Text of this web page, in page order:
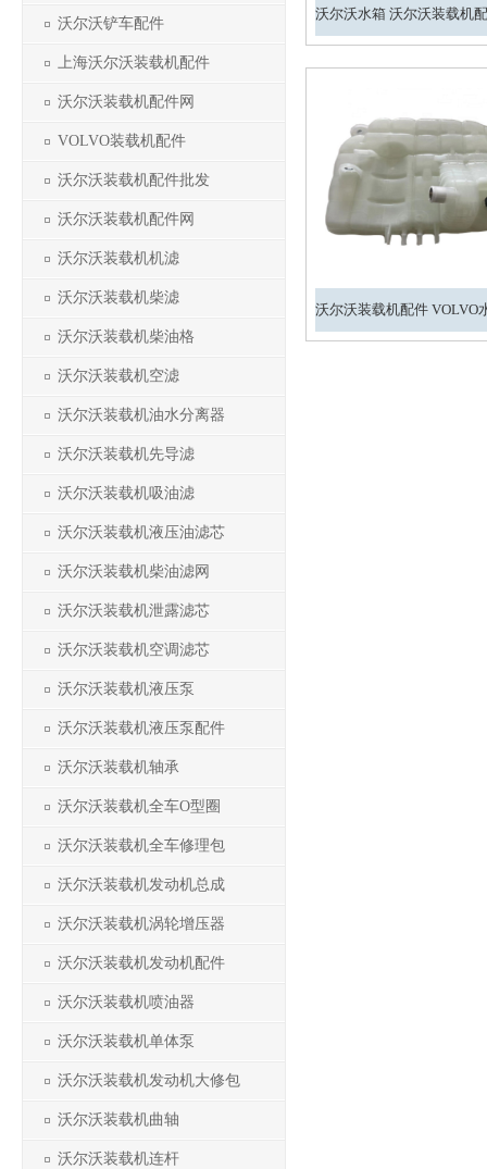
沃尔沃铲车配件
上海沃尔沃装载机配件
沃尔沃装载机配件网
VOLVO装载机配件
沃尔沃装载机配件批发
沃尔沃装载机配件网
沃尔沃装载机机滤
沃尔沃装载机柴滤
沃尔沃装载机柴油格
沃尔沃装载机空滤
沃尔沃装载机油水分离器
沃尔沃装载机先导滤
沃尔沃装载机吸油滤
沃尔沃装载机液压油滤芯
沃尔沃装载机柴油滤网
沃尔沃装载机泄露滤芯
沃尔沃装载机空调滤芯
沃尔沃装载机液压泵
沃尔沃装载机液压泵配件
沃尔沃装载机轴承
沃尔沃装载机全车O型圈
沃尔沃装载机全车修理包
沃尔沃装载机发动机总成
沃尔沃装载机涡轮增压器
沃尔沃装载机发动机配件
沃尔沃装载机喷油器
沃尔沃装载机单体泵
沃尔沃装载机发动机大修包
沃尔沃装载机曲轴
沃尔沃装载机连杆